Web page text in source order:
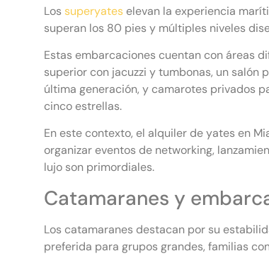
Los superyates elevan la experiencia
superan los 80 pies y múltiples niveles
Estas embarcaciones cuentan con áreas
superior con jacuzzi y tumbonas, un
última generación, y camarotes privados
cinco estrellas.
En este contexto, el alquiler de yates en
organizar eventos de networking,
lujo son primordiales.
Catamaranes y
Los catamaranes destacan por su
preferida para grupos grandes, familias